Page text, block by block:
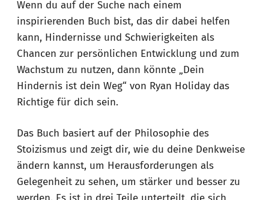
Wenn du auf der Suche nach einem
inspirierenden Buch bist, das dir dabei helfen
kann, Hindernisse und Schwierigkeiten als
Chancen zur persönlichen Entwicklung und zum
Wachstum zu nutzen, dann könnte „Dein
Hindernis ist dein Weg“ von Ryan Holiday das
Richtige für dich sein.
Das Buch basiert auf der Philosophie des
Stoizismus und zeigt dir, wie du deine Denkweise
ändern kannst, um Herausforderungen als
Gelegenheit zu sehen, um stärker und besser zu